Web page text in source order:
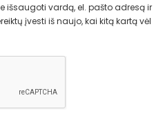
išsaugoti vardą, el. pašto adresą ir
įvesti iš naujo, kai kitą kartą vėl